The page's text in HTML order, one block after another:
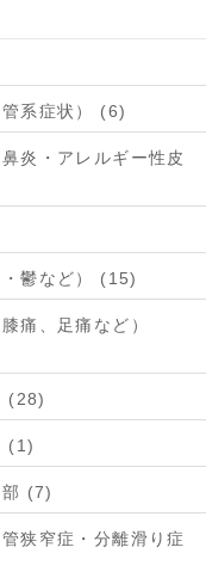
管系症状） (6)
炎・アレルギー性皮
・鬱など） (15)
痛、足痛など）
(28)
(1)
部 (7)
狭窄症・分離滑り症